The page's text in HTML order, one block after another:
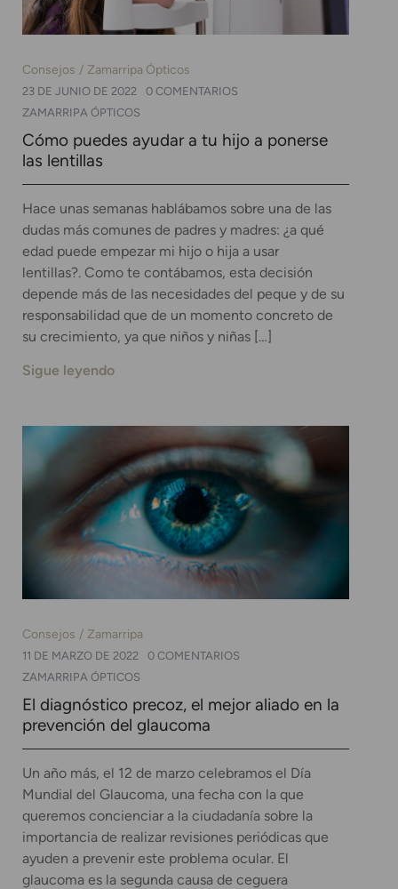
Consejos Zamarripa Ópticos
23 DE JUNIO DE 2022
0 COMENTARIOS
ZAMARRIPA ÓPTICOS
Cómo puedes ayudar a tu hijo a ponerse
las lentillas
Hace unas semanas hablábamos sobre una de las
dudas más comunes de padres y madres: ¿a qué
edad puede empezar mi hijo o hija a usar
lentillas?. Como te contábamos, esta decisión
depende más de las necesidades del peque y de su
responsabilidad que de un momento concreto de
su crecimiento, ya que niños y niñas […]
Sigue leyendo
Consejos Zamarripa
11 DE MARZO DE 2022
0 COMENTARIOS
ZAMARRIPA ÓPTICOS
El diagnóstico precoz, el mejor aliado en la
prevención del glaucoma
Un año más, el 12 de marzo celebramos el Día
Mundial del Glaucoma, una fecha con la que
queremos concienciar a la ciudadanía sobre la
importancia de realizar revisiones periódicas que
ayuden a prevenir este problema ocular. El
glaucoma es la segunda causa de ceguera